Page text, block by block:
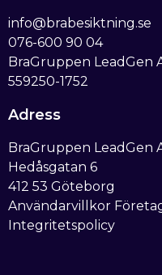
Adress
BraGruppen LeadGen
Hedåsgatan 6
412 53 Göteborg
Användarvillkor
Integritetspolicy
info@brabesiktning.se
076-600 90 04
BraGruppen LeadGen
559250-1752